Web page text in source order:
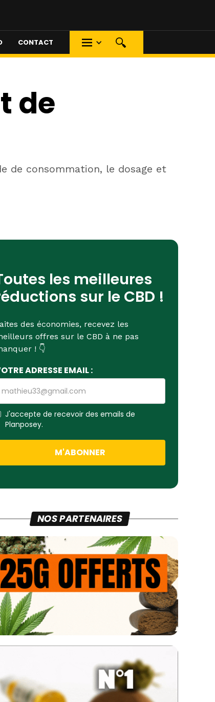
CONTACT
de
de consommation, le dosage et
les meilleures
sur le CBD !
des économies, recevez les
offres sur le CBD à ne pas
! 👇
ADRESSE EMAIL :
J'accepte de recevoir des emails de
Planposey.
NOS PARTENAIRES